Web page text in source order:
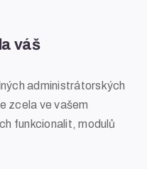
váš
administrátorských
zcela ve vašem
funkcionalit, modulů